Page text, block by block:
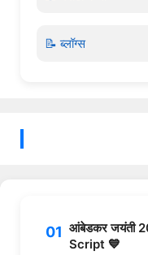
📝 ब्लॉग्स
आंबेडकर जयंती
Script 💙